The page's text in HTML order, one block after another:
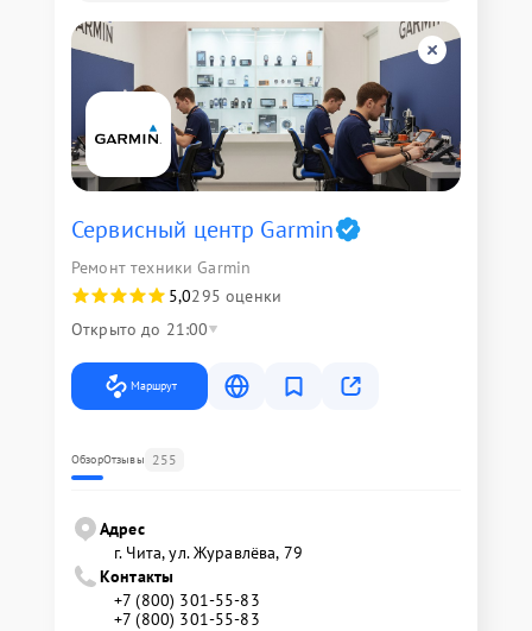
Сервисный центр Garmin
Ремонт техники Garmin
5,0295 оценки
Открыто до 21:00
Маршрут
ОбзорОтзывы 255
Адрес
г. Чита, ул. Журавлёва, 79
Контакты
+7 (800) 301-55-83
+7 (800) 301-55-83